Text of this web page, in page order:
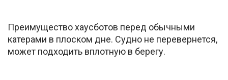
Преимущество хаусботов перед обычными
катерами в плоском дне. Судно не перевернется,
может подходить вплотную в берегу.